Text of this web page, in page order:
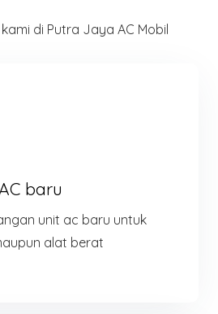
di Putra Jaya AC Mobil
baru
unit ac baru untuk
alat berat